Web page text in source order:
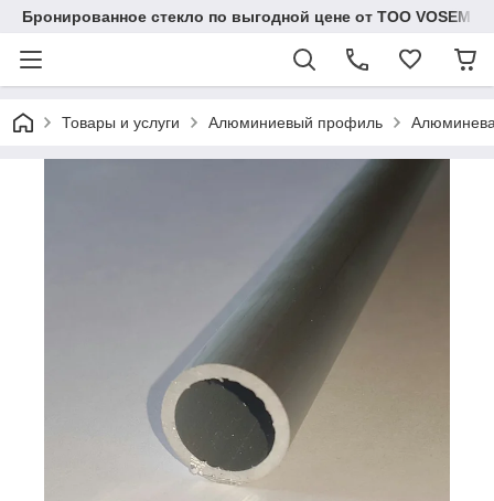
Бронированное стекло по выгодной цене от ТОО VOSEM
Товары и услуги Алюминиевый профиль